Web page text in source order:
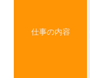
仕事の内容